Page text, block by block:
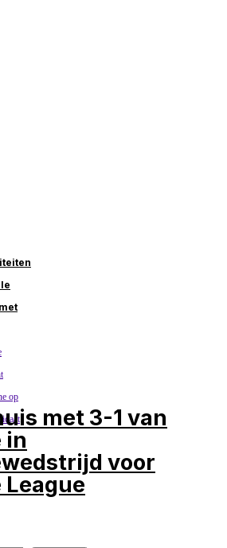
met 3-1 van
in
voor